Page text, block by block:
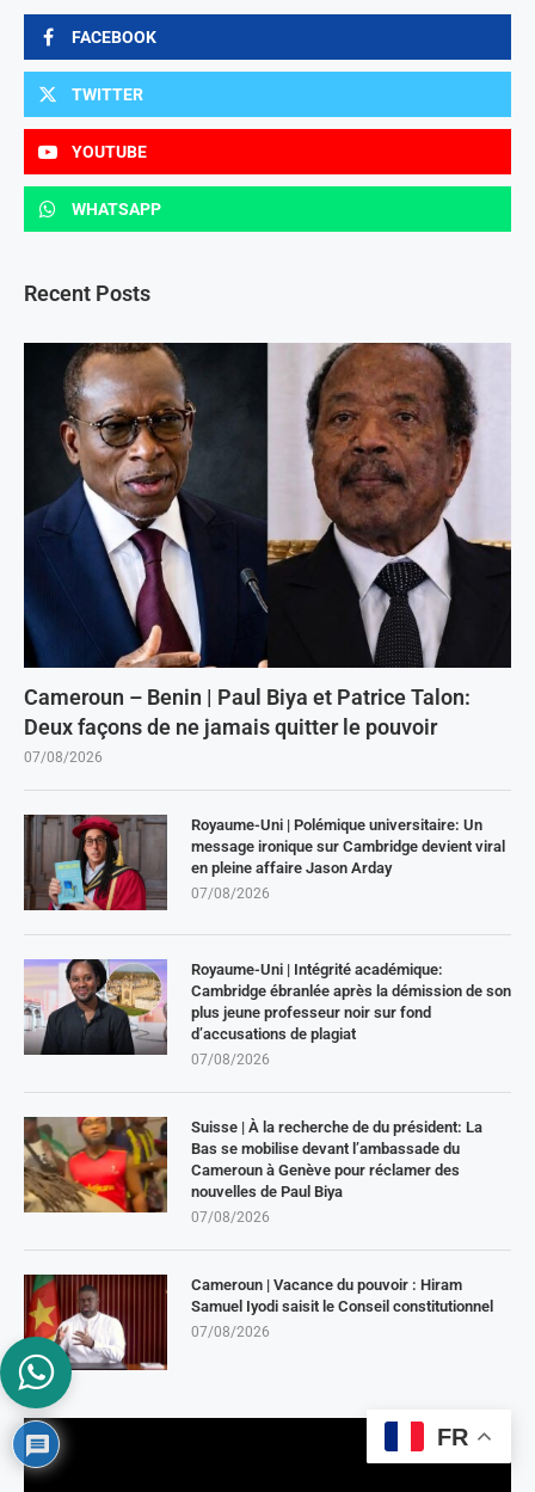
FACEBOOK
TWITTER
YOUTUBE
WHATSAPP
Recent Posts
Cameroun – Benin | Paul Biya et Patrice Talon:
Deux façons de ne jamais quitter le pouvoir
07/08/2026
Royaume-Uni | Polémique universitaire: Un
message ironique sur Cambridge devient viral
en pleine affaire Jason Arday
07/08/2026
Royaume-Uni | Intégrité académique:
Cambridge ébranlée après la démission de son
plus jeune professeur noir sur fond
d’accusations de plagiat
07/08/2026
Suisse | À la recherche de du président: La
Bas se mobilise devant l’ambassade du
Cameroun à Genève pour réclamer des
nouvelles de Paul Biya
07/08/2026
Cameroun | Vacance du pouvoir : Hiram
Samuel Iyodi saisit le Conseil constitutionnel
07/08/2026
FR